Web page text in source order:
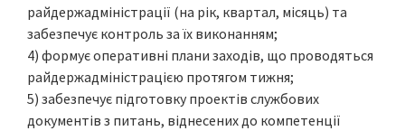
райдержадміністрації (на рік, квартал, місяць) та
забезпечує контроль за їх виконанням;
4) формує оперативні плани заходів, що проводяться
райдержадміністрацією протягом тижня;
5) забезпечує підготовку проектів службових
документів з питань, віднесених до компетенції